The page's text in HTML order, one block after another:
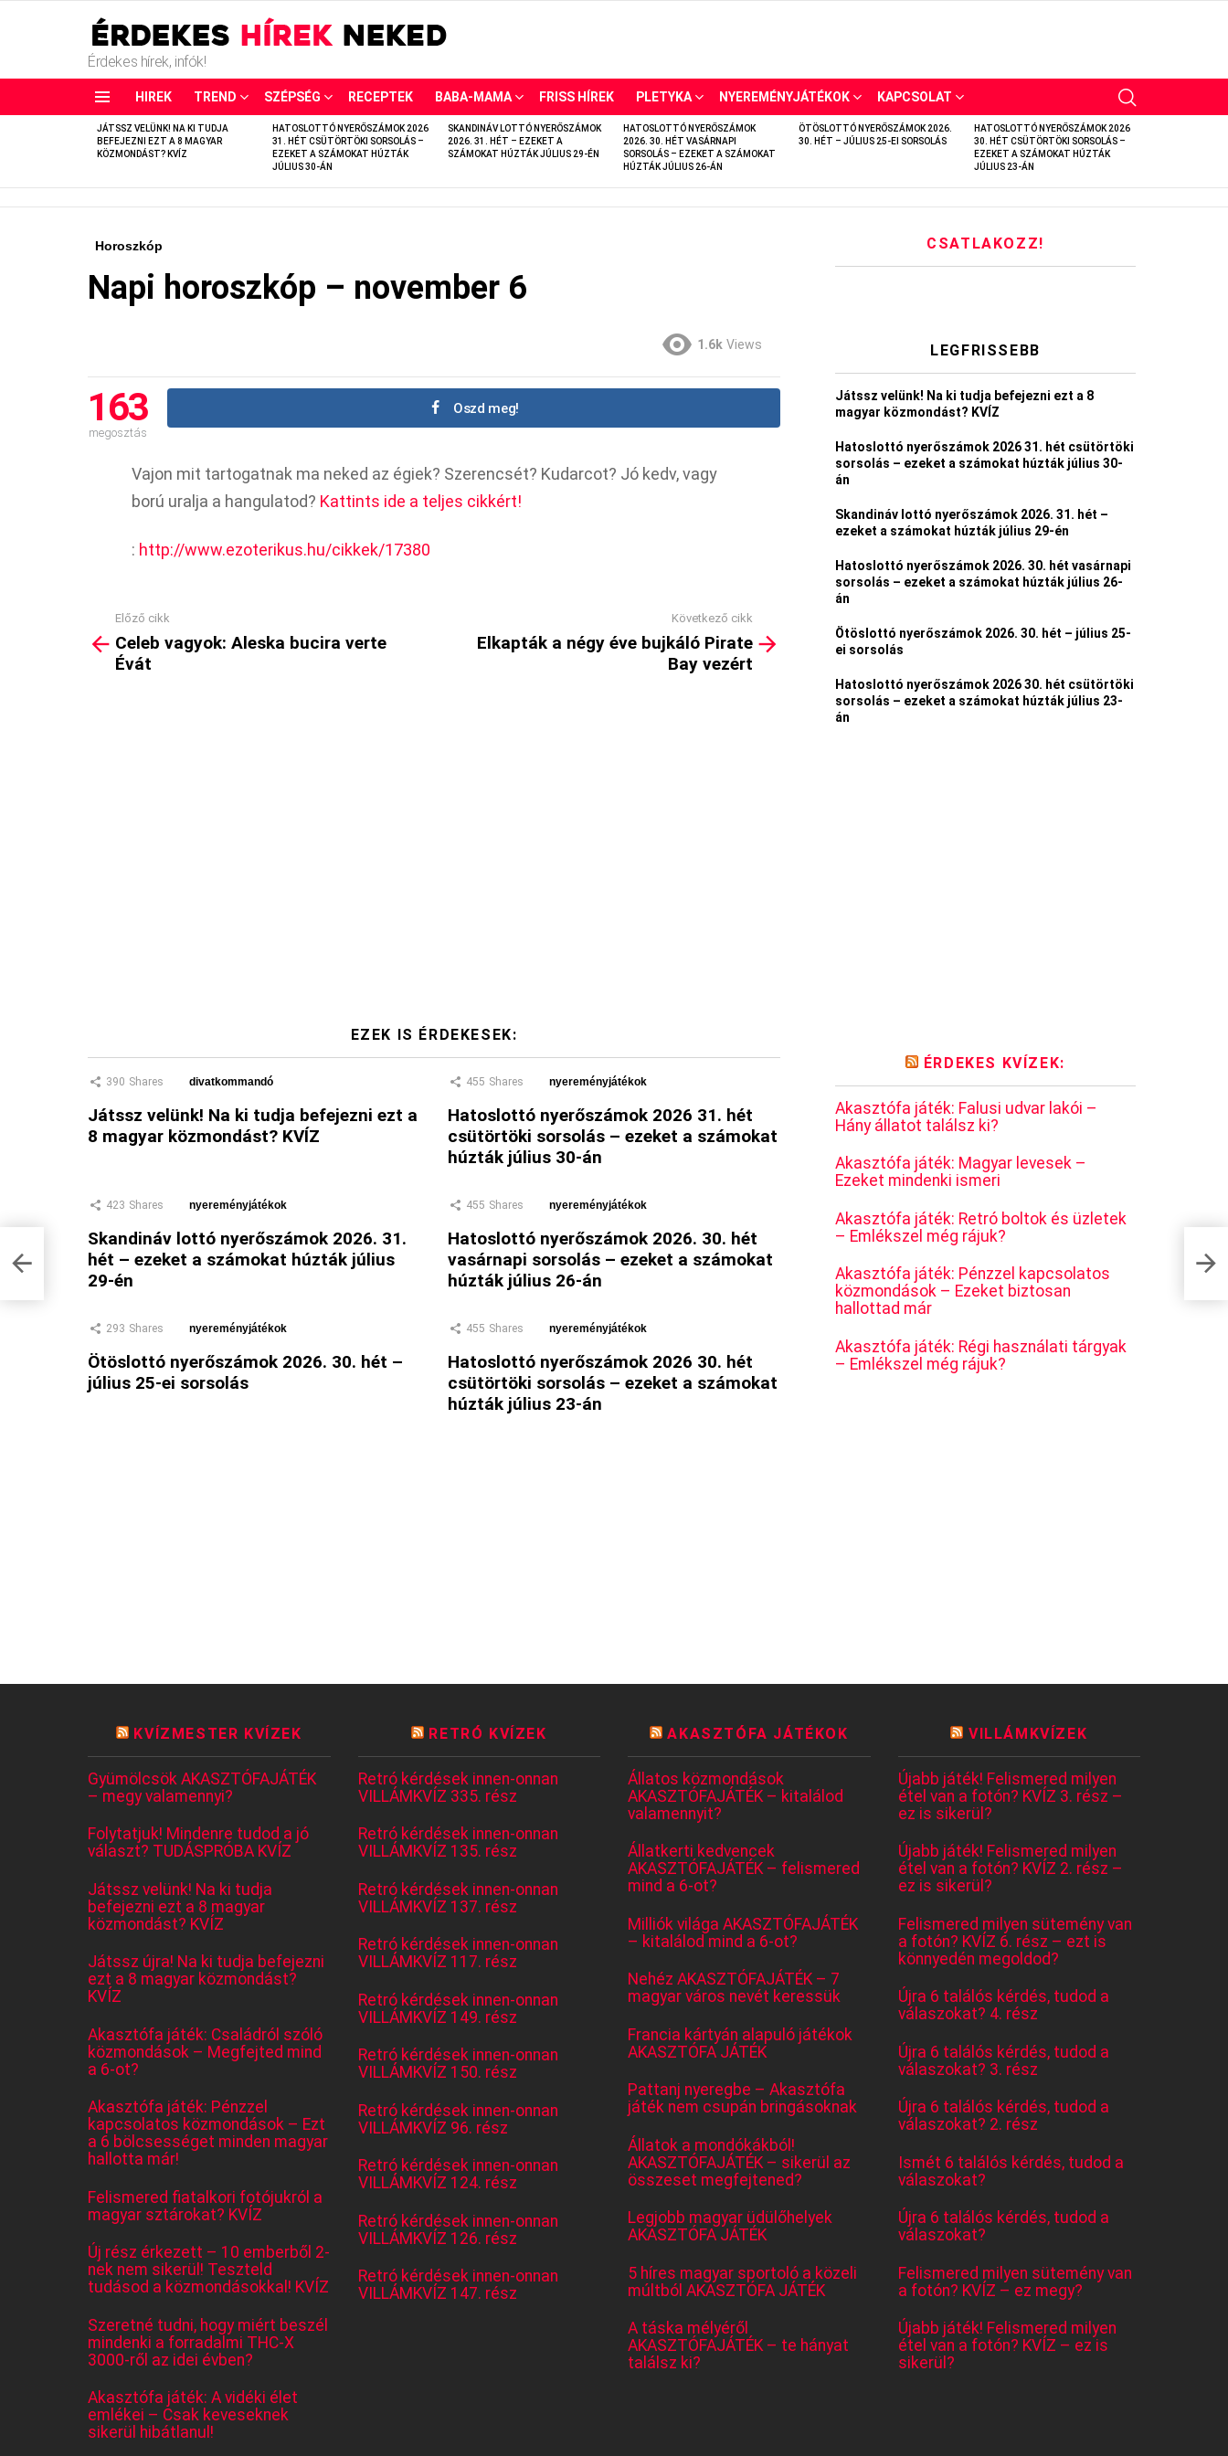
Érdekes hírek, infók!
HIREK TREND SZÉPSÉG RECEPTEK BABA-MAMA FRISS HÍREK PLETYKA NYEREMÉNYJÁTÉKOK KAPCSOLAT
LATEST
STORIES
JÁTSSZ VELÜNK! NA KI TUDJA
BEFEJEZNI EZT A 8 MAGYAR
KÖZMONDÁST? KVÍZ
HATOSLOTTÓ NYERŐSZÁMOK 2026
31. HÉT CSÜTÖRTÖKI SORSOLÁS –
EZEKET A SZÁMOKAT HÚZTÁK
JÚLIUS 30-ÁN
SKANDINÁV LOTTÓ NYERŐSZÁMOK
2026. 31. HÉT – EZEKET A
SZÁMOKAT HÚZTÁK JÚLIUS 29-ÉN
HATOSLOTTÓ NYERŐSZÁMOK
2026. 30. HÉT VASÁRNAPI
SORSOLÁS – EZEKET A SZÁMOKAT
HÚZTÁK JÚLIUS 26-ÁN
ÖTÖSLOTTÓ NYERŐSZÁMOK 2026.
30. HÉT – JÚLIUS 25-EI SORSOLÁS
HATOSLOTTÓ NYERŐSZÁMOK 2026
30. HÉT CSÜTÖRTÖKI SORSOLÁS –
EZEKET A SZÁMOKAT HÚZTÁK
JÚLIUS 23-ÁN
Horoszkóp
Napi horoszkóp – november 6
1.6k Views
163
megosztás
Oszd meg!
Vajon mit tartogatnak ma neked az égiek? Szerencsét? Kudarcot? Jó kedv, vagy
ború uralja a hangulatod? Kattints ide a teljes cikkért!
: http://www.ezoterikus.hu/cikkek/17380
more
Előző cikk
Celeb vagyok: Aleska bucira verte
Évát
Következő cikk
Elkapták a négy éve bujkáló Pirate
Bay vezért
EZEK IS ÉRDEKESEK:
390 Shares divatkommandó
Játssz velünk! Na ki tudja befejezni ezt a
8 magyar közmondást? KVÍZ
455 Shares nyereményjátékok
Hatoslottó nyerőszámok 2026 31. hét
csütörtöki sorsolás – ezeket a számokat
húzták július 30-án
423 Shares nyereményjátékok
Skandináv lottó nyerőszámok 2026. 31.
hét – ezeket a számokat húzták július
29-én
455 Shares nyereményjátékok
Hatoslottó nyerőszámok 2026. 30. hét
vasárnapi sorsolás – ezeket a számokat
húzták július 26-án
293 Shares nyereményjátékok
Ötöslottó nyerőszámok 2026. 30. hét –
július 25-ei sorsolás
455 Shares nyereményjátékok
Hatoslottó nyerőszámok 2026 30. hét
csütörtöki sorsolás – ezeket a számokat
húzták július 23-án
CSATLAKOZZ!
LEGFRISSEBB
Játssz velünk! Na ki tudja befejezni ezt a 8
magyar közmondást? KVÍZ
Hatoslottó nyerőszámok 2026 31. hét csütörtöki
sorsolás – ezeket a számokat húzták július 30-
án
Skandináv lottó nyerőszámok 2026. 31. hét –
ezeket a számokat húzták július 29-én
Hatoslottó nyerőszámok 2026. 30. hét vasárnapi
sorsolás – ezeket a számokat húzták július 26-
án
Ötöslottó nyerőszámok 2026. 30. hét – július 25-
ei sorsolás
Hatoslottó nyerőszámok 2026 30. hét csütörtöki
sorsolás – ezeket a számokat húzták július 23-
án
ÉRDEKES KVÍZEK:
Akasztófa játék: Falusi udvar lakói –
Hány állatot találsz ki?
Akasztófa játék: Magyar levesek –
Ezeket mindenki ismeri
Akasztófa játék: Retró boltok és üzletek
– Emlékszel még rájuk?
Akasztófa játék: Pénzzel kapcsolatos
közmondások – Ezeket biztosan
hallottad már
Akasztófa játék: Régi használati tárgyak
– Emlékszel még rájuk?
KVÍZMESTER KVÍZEK
Gyümölcsök AKASZTÓFAJÁTÉK
– megy valamennyi?
Folytatjuk! Mindenre tudod a jó
választ? TUDÁSPRÓBA KVÍZ
Játssz velünk! Na ki tudja
befejezni ezt a 8 magyar
közmondást? KVÍZ
Játssz újra! Na ki tudja befejezni
ezt a 8 magyar közmondást?
KVÍZ
Akasztófa játék: Családról szóló
közmondások – Megfejted mind
a 6-ot?
Akasztófa játék: Pénzzel
kapcsolatos közmondások – Ezt
a 6 bölcsességet minden magyar
hallotta már!
Felismered fiatalkori fotójukról a
magyar sztárokat? KVÍZ
Új rész érkezett – 10 emberből 2-
nek nem sikerül! Teszteld
tudásod a közmondásokkal! KVÍZ
Szeretné tudni, hogy miért beszél
mindenki a forradalmi THC-X
3000-ről az idei évben?
Akasztófa játék: A vidéki élet
emlékei – Csak keveseknek
sikerül hibátlanul!
RETRÓ KVÍZEK
Retró kérdések innen-onnan
VILLÁMKVÍZ 335. rész
Retró kérdések innen-onnan
VILLÁMKVÍZ 135. rész
Retró kérdések innen-onnan
VILLÁMKVÍZ 137. rész
Retró kérdések innen-onnan
VILLÁMKVÍZ 117. rész
Retró kérdések innen-onnan
VILLÁMKVÍZ 149. rész
Retró kérdések innen-onnan
VILLÁMKVÍZ 150. rész
Retró kérdések innen-onnan
VILLÁMKVÍZ 96. rész
Retró kérdések innen-onnan
VILLÁMKVÍZ 124. rész
Retró kérdések innen-onnan
VILLÁMKVÍZ 126. rész
Retró kérdések innen-onnan
VILLÁMKVÍZ 147. rész
AKASZTÓFA JÁTÉKOK
Állatos közmondások
AKASZTÓFAJÁTÉK – kitalálod
valamennyit?
Állatkerti kedvencek
AKASZTÓFAJÁTÉK – felismered
mind a 6-ot?
Milliók világa AKASZTÓFAJÁTÉK
– kitalálod mind a 6-ot?
Nehéz AKASZTÓFAJÁTÉK – 7
magyar város nevét keressük
Francia kártyán alapuló játékok
AKASZTÓFA JÁTÉK
Pattanj nyeregbe – Akasztófa
játék nem csupán bringásoknak
Állatok a mondókákból!
AKASZTÓFAJÁTÉK – sikerül az
összeset megfejtened?
Legjobb magyar üdülőhelyek
AKASZTÓFA JÁTÉK
5 híres magyar sportoló a közeli
múltból AKASZTÓFA JÁTÉK
A táska mélyéről
AKASZTÓFAJÁTÉK – te hányat
találsz ki?
VILLÁMKVÍZEK
Újabb játék! Felismered milyen
étel van a fotón? KVÍZ 3. rész –
ez is sikerül?
Újabb játék! Felismered milyen
étel van a fotón? KVÍZ 2. rész –
ez is sikerül?
Felismered milyen sütemény van
a fotón? KVÍZ 6. rész – ezt is
könnyedén megoldod?
Újra 6 találós kérdés, tudod a
válaszokat? 4. rész
Újra 6 találós kérdés, tudod a
válaszokat? 3. rész
Újra 6 találós kérdés, tudod a
válaszokat? 2. rész
Ismét 6 találós kérdés, tudod a
válaszokat?
Újra 6 találós kérdés, tudod a
válaszokat?
Felismered milyen sütemény van
a fotón? KVÍZ – ez megy?
Újabb játék! Felismered milyen
étel van a fotón? KVÍZ – ez is
sikerül?